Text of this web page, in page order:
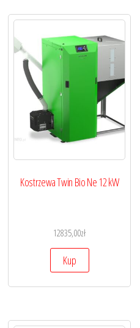
Kostrzewa Twin Bio Ne 12 kW
12835,00zł
Kup